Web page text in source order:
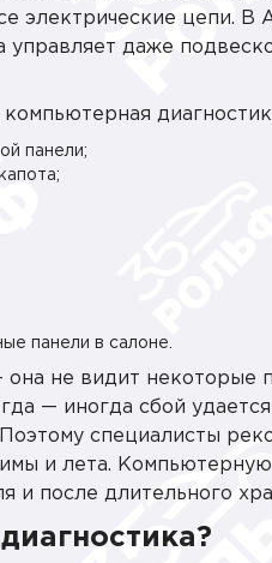
электрические цепи. В
даже
панели;
панели в салоне.
не видит некоторые
— иногда сбой
специалисты
и лета.
и после длительного